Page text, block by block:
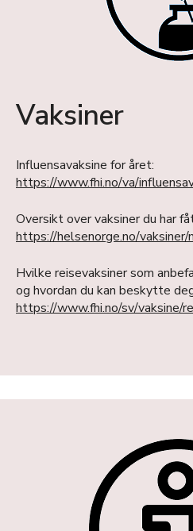
Vaksiner
Influensavaksine for året:
https://www.fhi.no/va/
Oversikt over vaksiner du har
https://helsenorge.no/vaksiner/
Hvilke reisevaksiner som
og hvordan du kan beskytte
https://www.fhi.no/sv/vaksine/